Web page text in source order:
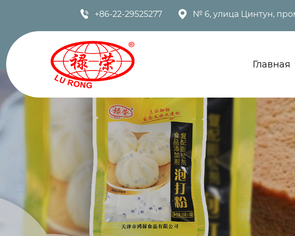
 +86-22-29525277  № 6, улица Цинтун,
Главная